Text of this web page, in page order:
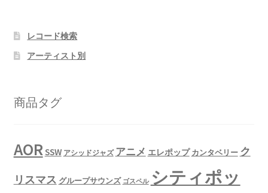
レコード検索
アーティスト別
商品タグ
AORSSW アシッドジャズ アニメ エレポップ カンタベリー ク
リスマス グループサウンズ ゴスペル シティポッ